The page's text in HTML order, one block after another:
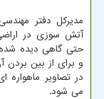
مدیرکل دفتر
آتش سوزی در
حتی گاهی دیده
و برای از بین
در تصاویر
می شود.